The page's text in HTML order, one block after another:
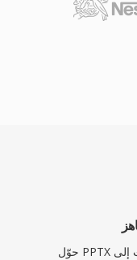
حوّل PPTX الحديث إلى PPS يعمل تلقائياً على تثبيتات